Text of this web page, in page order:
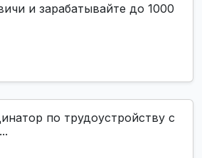
и зарабатывайте до 1000
по трудоустройству с